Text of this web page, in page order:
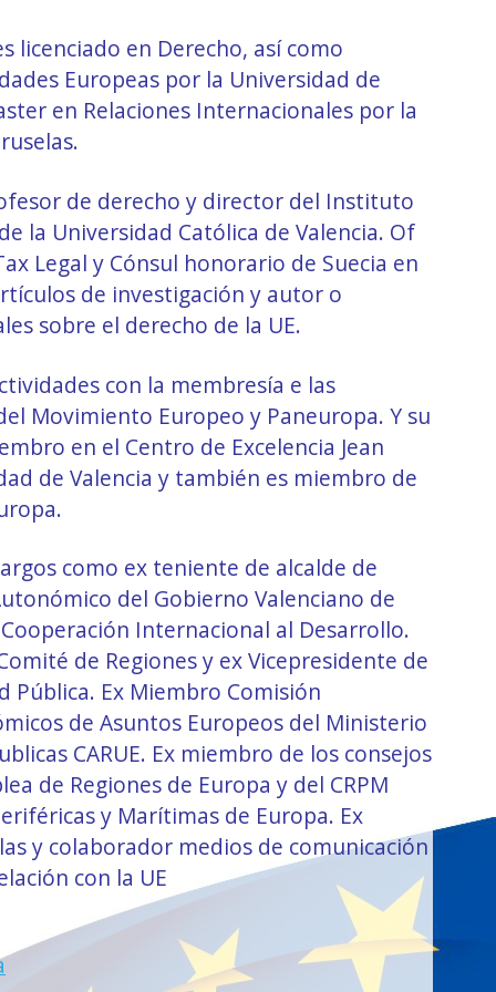
licenciado en Derecho, así como
Europeas por la Universidad de
en Relaciones Internacionales por la
de derecho y director del Instituto
la Universidad Católica de Valencia. Of
Legal y Cónsul honorario de Suecia en
de investigación y autor o
sobre el derecho de la UE.
con la membresía e las
Movimiento Europeo y Paneuropa. Y su
en el Centro de Excelencia Jean
de Valencia y también es miembro de
como ex teniente de alcalde de
del Gobierno Valenciano de
Internacional al Desarrollo.
de Regiones y ex Vicepresidente de
Pública. Ex Miembro Comisión
de Asuntos Europeos del Ministerio
CARUE. Ex miembro de los consejos
de Regiones de Europa y del CRPM
y Marítimas de Europa. Ex
y colaborador medios de comunicación
con la UE